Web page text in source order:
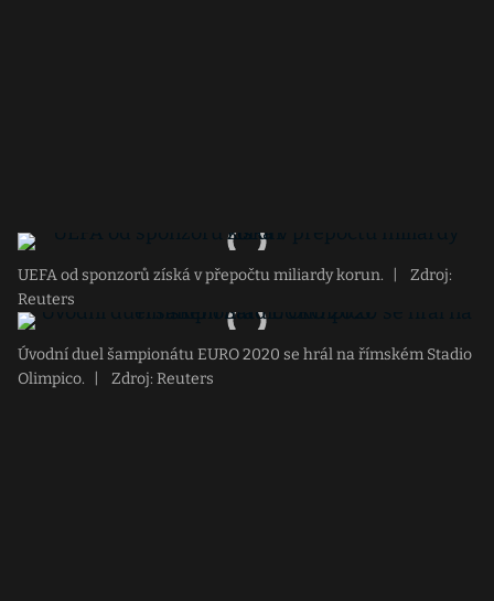
UEFA od sponzorů získá v přepočtu miliardy korun.
Zdroj:
Reuters
Úvodní duel šampionátu EURO 2020 se hrál na římském Stadio
Olimpico.
Zdroj: Reuters